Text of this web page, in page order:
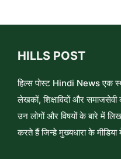
HILLS POST
हिल्स पोस्ट Hindi News एक
लेखकों, शिक्षाविदों और
उन लोगों और विषयों के बारे में
करते हैं जिन्हे मुख्यधारा के